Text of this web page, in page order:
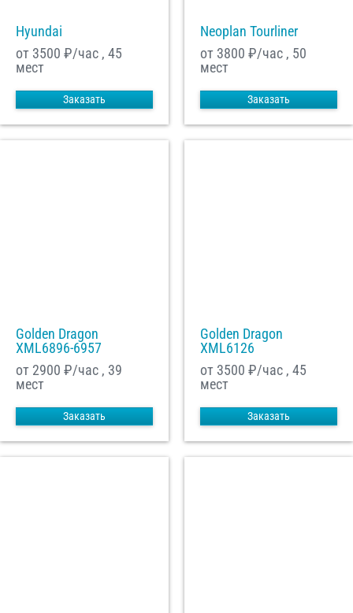
Hyundai
от 3500 ₽/час , 45
мест
Заказать
Neoplan Tourliner
от 3800 ₽/час , 50
мест
Заказать
Golden Dragon
XML6896-6957
от 2900 ₽/час , 39
мест
Заказать
Golden Dragon
XML6126
от 3500 ₽/час , 45
мест
Заказать